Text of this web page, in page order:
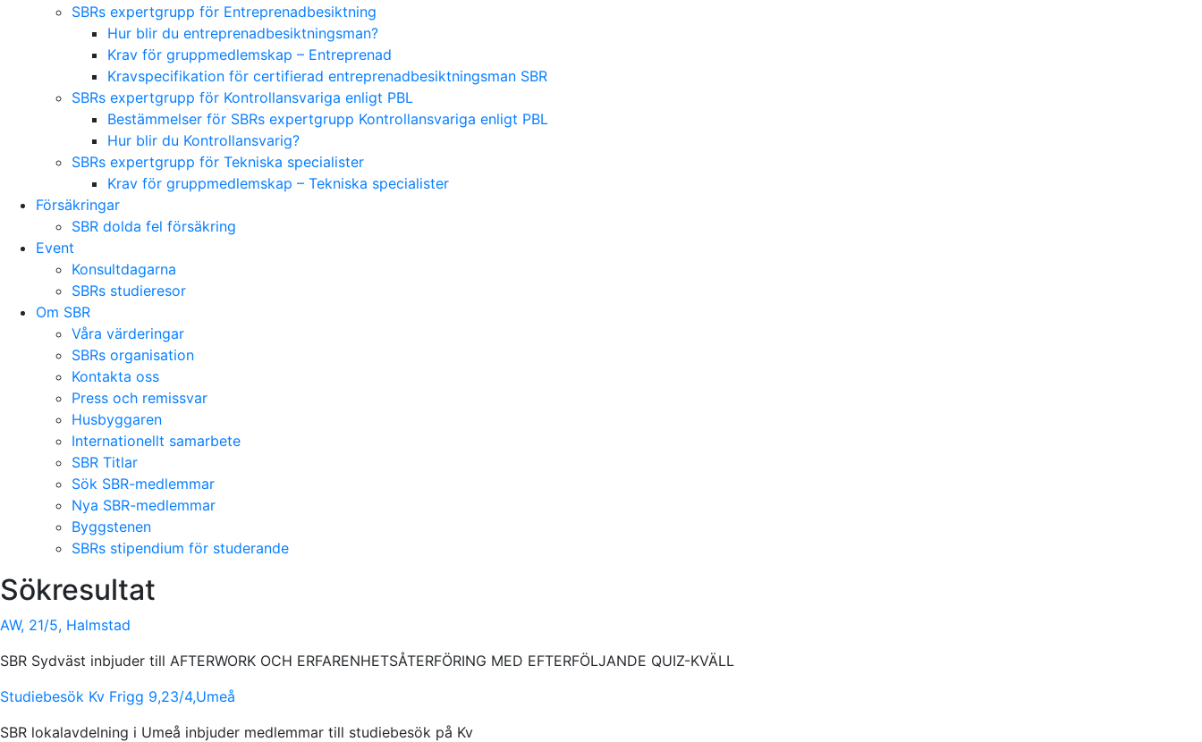
SBRs expertgrupp för Entreprenadbesiktning
Hur blir du entreprenadbesiktningsman?
Krav för gruppmedlemskap – Entreprenad
Kravspecifikation för certifierad entreprenadbesiktningsman SBR
SBRs expertgrupp för Kontrollansvariga enligt PBL
Bestämmelser för SBRs expertgrupp Kontrollansvariga enligt PBL
Hur blir du Kontrollansvarig?
SBRs expertgrupp för Tekniska specialister
Krav för gruppmedlemskap – Tekniska specialister
Försäkringar
SBR dolda fel försäkring
Event
Konsultdagarna
SBRs studieresor
Om SBR
Våra värderingar
SBRs organisation
Kontakta oss
Press och remissvar
Husbyggaren
Internationellt samarbete
SBR Titlar
Sök SBR-medlemmar
Nya SBR-medlemmar
Byggstenen
SBRs stipendium för studerande
Sökresultat
AW, 21/5, Halmstad
SBR Sydväst inbjuder till AFTERWORK OCH ERFARENHETSÅTERFÖRING MED EFTERFÖLJANDE QUIZ-KVÄLL
Studiebesök Kv Frigg 9,23/4,Umeå
SBR lokalavdelning i Umeå inbjuder medlemmar till studiebesök på Kv